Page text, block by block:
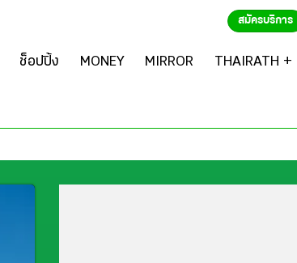
สมัครบริการ
ช็อปปิ้ง MONEY MIRROR THAIRATH +